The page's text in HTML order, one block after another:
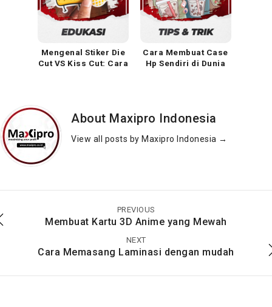
Mengenal Stiker Die
Cut VS Kiss Cut: Cara
Cara Membuat Case
Hp Sendiri di Dunia
About Maxipro Indonesia
View all posts by Maxipro Indonesia →
PREVIOUS
Membuat Kartu 3D Anime yang Mewah
NEXT
Cara Memasang Laminasi dengan mudah